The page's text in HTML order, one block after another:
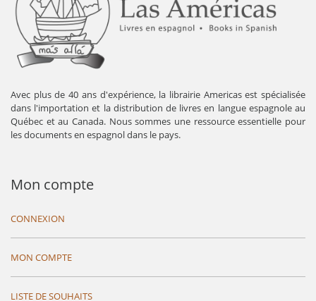
Avec plus de 40 ans d'expérience, la librairie Americas est spécialisée
dans l'importation et la distribution de livres en langue espagnole au
Québec et au Canada. Nous sommes une ressource essentielle pour
les documents en espagnol dans le pays.
Mon compte
CONNEXION
MON COMPTE
LISTE DE SOUHAITS